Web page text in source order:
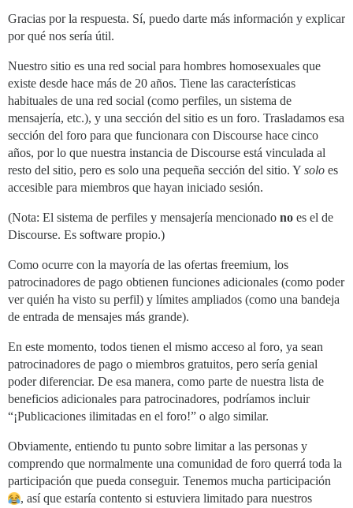
Gracias por la respuesta. Sí, puedo darte más información y explicar
por qué nos sería útil.
Nuestro sitio es una red social para hombres homosexuales que
existe desde hace más de 20 años. Tiene las características
habituales de una red social (como perfiles, un sistema de
mensajería, etc.), y una sección del sitio es un foro. Trasladamos esa
sección del foro para que funcionara con Discourse hace cinco
años, por lo que nuestra instancia de Discourse está vinculada al
resto del sitio, pero es solo una pequeña sección del sitio. Y solo es
accesible para miembros que hayan iniciado sesión.
(Nota: El sistema de perfiles y mensajería mencionado no es el de
Discourse. Es software propio.)
Como ocurre con la mayoría de las ofertas freemium, los
patrocinadores de pago obtienen funciones adicionales (como poder
ver quién ha visto su perfil) y límites ampliados (como una bandeja
de entrada de mensajes más grande).
En este momento, todos tienen el mismo acceso al foro, ya sean
patrocinadores de pago o miembros gratuitos, pero sería genial
poder diferenciar. De esa manera, como parte de nuestra lista de
beneficios adicionales para patrocinadores, podríamos incluir
“¡Publicaciones ilimitadas en el foro!” o algo similar.
Obviamente, entiendo tu punto sobre limitar a las personas y
comprendo que normalmente una comunidad de foro querrá toda la
participación que pueda conseguir. Tenemos mucha participación
, así que estaría contento si estuviera limitado para nuestros